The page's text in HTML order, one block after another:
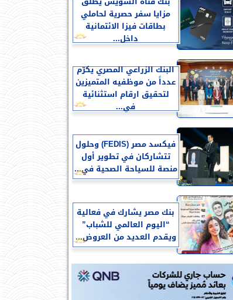
مزايا سفر حصرية لحاملي
بطاقات فيزا الائتمانية
داخل...
البنك الزراعي المصري يكرّم
عدداً من موظفيه المتميزين
لتحقيق ارقام استثنائية
في...
فيكسد مصر (FEDIS) وحلول
تتشاركان في تطوير أول
منصة للسياحة الصحية في...
بنك مصر يشارك في فعالية
“اليوم العالمي للشباب”
ويقدم العديد من العروض...